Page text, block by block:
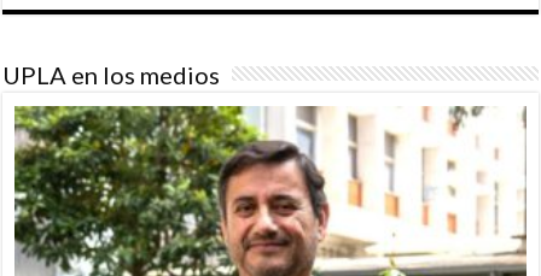
UPLA en los medios